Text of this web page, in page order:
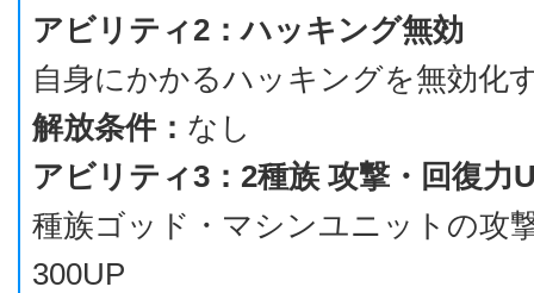
アビリティ2：ハッキング無効
自身にかかるハッキングを無効化
解放条件： なし
アビリティ3：2種族 攻撃・回復力
種族ゴッド・マシンユニットの攻
300UP